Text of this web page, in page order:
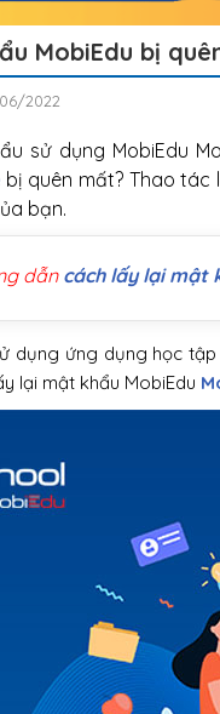
MobiEdu bị
2022
sử dụng MobiEdu
bị quên mất? Thao tác
bạn.
dẫn cách lấy lại mật
dụng ứng dụng học
lại mật khẩu MobiEdu